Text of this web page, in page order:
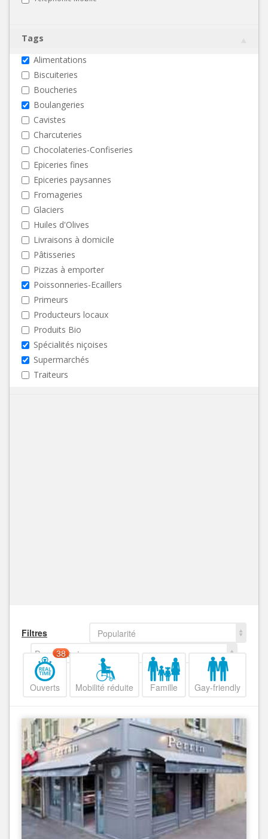
Tags
Alimentations
Biscuiteries
Boucheries
Boulangeries
Cavistes
Charcuteries
Chocolateries-Confiseries
Epiceries fines
Epiceries paysannes
Fromageries
Glaciers
Huiles d'Olives
Livraisons à domicile
Pâtisseries
Pizzas à emporter
Poissonneries-Ecaillers
Primeurs
Producteurs locaux
Produits Bio
Spécialités niçoises
Supermarchés
Traiteurs
Filtres
Popularité
Decroissant
Ouverts
38
Mobilité réduite Famille Gay-friendly